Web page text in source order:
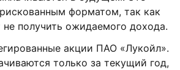
форматом, так как
получить ожидаемого дохода.
акции ПАО «Лукойл».
только за текущий год,